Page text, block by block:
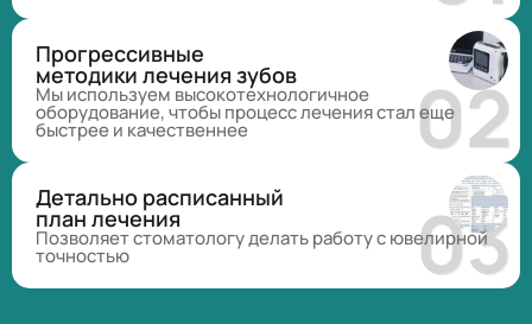
Прогрессивные
методики лечения зубов
Мы используем высокотехнологичное
оборудование, чтобы процесс лечения стал еще
быстрее и качественнее
Детально расписанный
план лечения
Позволяет стоматологу делать работу с ювелирной
точностью